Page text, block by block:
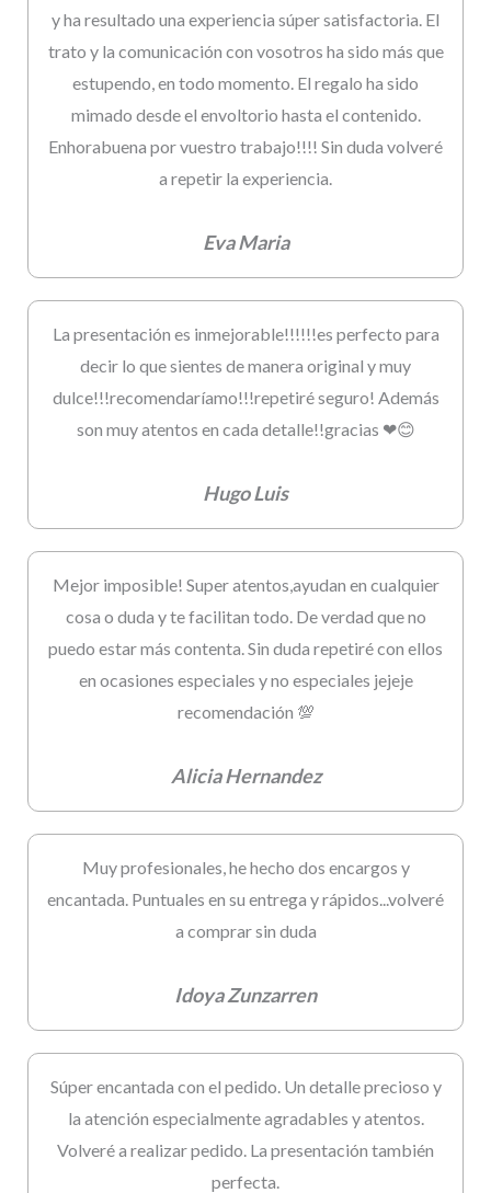
y ha resultado una experiencia súper satisfactoria. El
trato y la comunicación con vosotros ha sido más que
estupendo, en todo momento. El regalo ha sido
mimado desde el envoltorio hasta el contenido.
Enhorabuena por vuestro trabajo!!!! Sin duda volveré
a repetir la experiencia.
Eva Maria
La presentación es inmejorable!!!!!!es perfecto para
decir lo que sientes de manera original y muy
dulce!!!recomendaríamo!!!repetiré seguro! Además
son muy atentos en cada detalle!!gracias ❤😊
Hugo Luis
Mejor imposible! Super atentos,ayudan en cualquier
cosa o duda y te facilitan todo. De verdad que no
puedo estar más contenta. Sin duda repetiré con ellos
en ocasiones especiales y no especiales jejeje
recomendación 💯
Alicia Hernandez
Muy profesionales, he hecho dos encargos y
encantada. Puntuales en su entrega y rápidos...volveré
a comprar sin duda
Idoya Zunzarren
Súper encantada con el pedido. Un detalle precioso y
la atención especialmente agradables y atentos.
Volveré a realizar pedido. La presentación también
perfecta.